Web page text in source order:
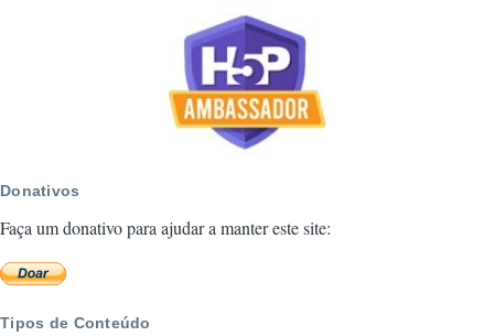
Donativos
Faça um donativo para ajudar a manter este site:
Tipos de Conteúdo